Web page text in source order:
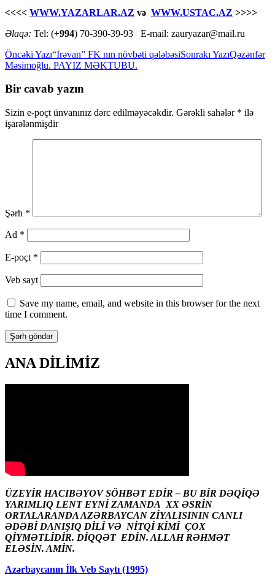
<<<< WWW.YAZARLAR.AZ və WWW.USTAC.AZ >>>>
Əlaqə: Tel: (+994) 70-390-39-93 E-mail: zauryazar@mail.ru
Yazılar
üzrə
naviqasiya
Öncəki Yazı“İrəvan” FK nın növbəti qələbəsiSonrakı YazıQəzənfər
Məsimoğlu. PAYIZ MƏKTUBU.
Bir cavab yazın
Sizin e-poçt ünvanınız dərc edilməyəcəkdir. Gərəkli sahələr * ilə
işarələnmişdir
Şərh *
Ad *
E-poçt *
Veb sayt
Save my name, email, and website in this browser for the next
time I comment.
ANA DİLİMİZ
ÜZEYİR HACIBƏYOV SÖHBƏT EDİR – BU BİR DƏQİQƏ
YARIMLIQ LENT EYNİ ZAMANDA XX ƏSRİN
ORTALARANDA AZƏRBAYCAN ZİYALISININ CANLI
ƏDƏBİ DANIŞIQ DİLİ VƏ NİTQİ KİMİ ÇOX
QİYMƏTLİDİR. DİQQƏT EDİN. ALLAH RƏHMƏT
ELƏSİN. AMİN.
Azərbaycanın İlk Veb Saytı (1995)